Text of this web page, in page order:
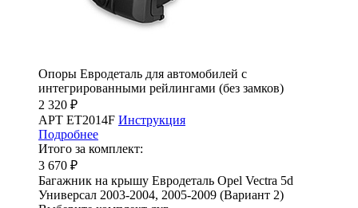
Опоры Евродеталь для автомобилей с
интегрированными рейлингами (без замков)
2 320 ₽
АРТ ET2014F Инструкция
Подробнее
Итого за комплект:
3 670 ₽
Багажник на крышу Евродеталь Opel Vectra 5d
Универсал 2003-2004, 2005-2009 (Вариант 2)